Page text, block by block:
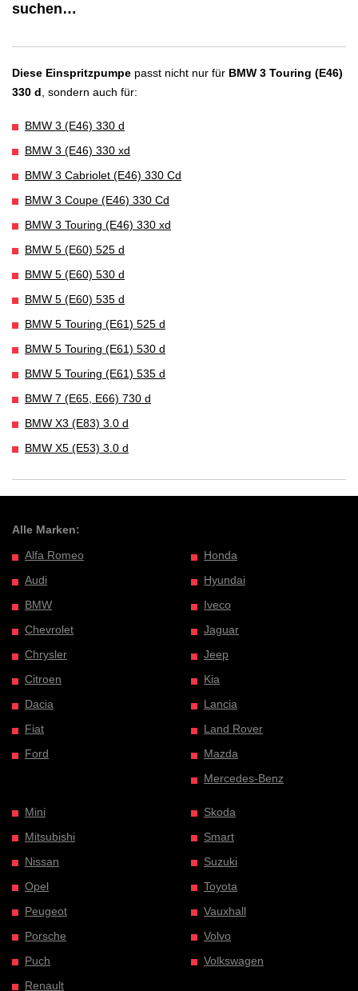
suchen…
Diese Einspritzpumpe passt nicht nur für BMW 3 Touring (E46)
330 d, sondern auch für:
BMW 3 (E46) 330 d
BMW 3 (E46) 330 xd
BMW 3 Cabriolet (E46) 330 Cd
BMW 3 Coupe (E46) 330 Cd
BMW 3 Touring (E46) 330 xd
BMW 5 (E60) 525 d
BMW 5 (E60) 530 d
BMW 5 (E60) 535 d
BMW 5 Touring (E61) 525 d
BMW 5 Touring (E61) 530 d
BMW 5 Touring (E61) 535 d
BMW 7 (E65, E66) 730 d
BMW X3 (E83) 3.0 d
BMW X5 (E53) 3.0 d
Alle Marken:
Alfa Romeo
Audi
BMW
Chevrolet
Chrysler
Citroen
Dacia
Fiat
Ford
Honda
Hyundai
Iveco
Jaguar
Jeep
Kia
Lancia
Land Rover
Mazda
Mercedes-Benz
Mini
Mitsubishi
Nissan
Opel
Peugeot
Porsche
Puch
Renault
Skoda
Smart
Suzuki
Toyota
Vauxhall
Volvo
Volkswagen